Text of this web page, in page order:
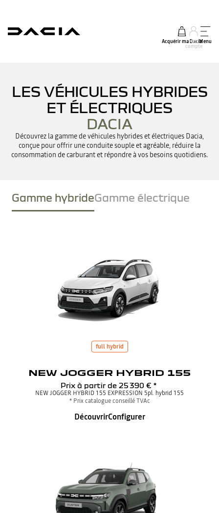
Acquérir ma Dacia
Mon
compte
Menu
LES VÉHICULES HYBRIDES
ET ÉLECTRIQUES
DACIA
Découvrez la gamme de véhicules hybrides et électriques Dacia,
conçue pour offrir une conduite souple et agréable, réduire la
consommation de carburant et répondre à vos besoins quotidiens.
Gamme hybrideGamme électrique
full hybrid
NEW JOGGER HYBRID 155
Prix à partir de 25 390 € *
NEW JOGGER HYBRID 155 EXPRESSION 5pl. hybrid 155
* Prix catalogue conseillé TVAc
DécouvrirConfigurer